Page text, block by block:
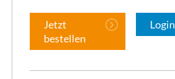
Jetzt
bestellen
Login